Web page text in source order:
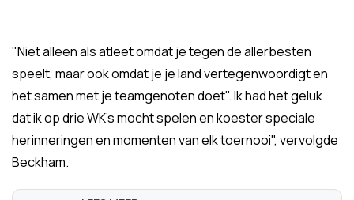
"Niet alleen als atleet omdat je tegen de allerbesten
speelt, maar ook omdat je je land vertegenwoordigt en
het samen met je teamgenoten doet". Ik had het geluk
dat ik op drie WK's mocht spelen en koester speciale
herinneringen en momenten van elk toernooi", vervolgde
Beckham.